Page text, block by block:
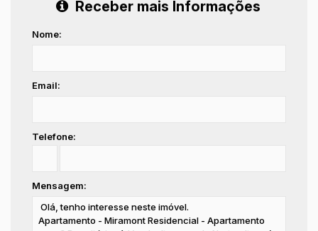
Receber mais Informações
Nome:
Email:
Telefone:
Mensagem: